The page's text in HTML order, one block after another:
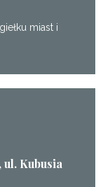
miast i
Kubusia